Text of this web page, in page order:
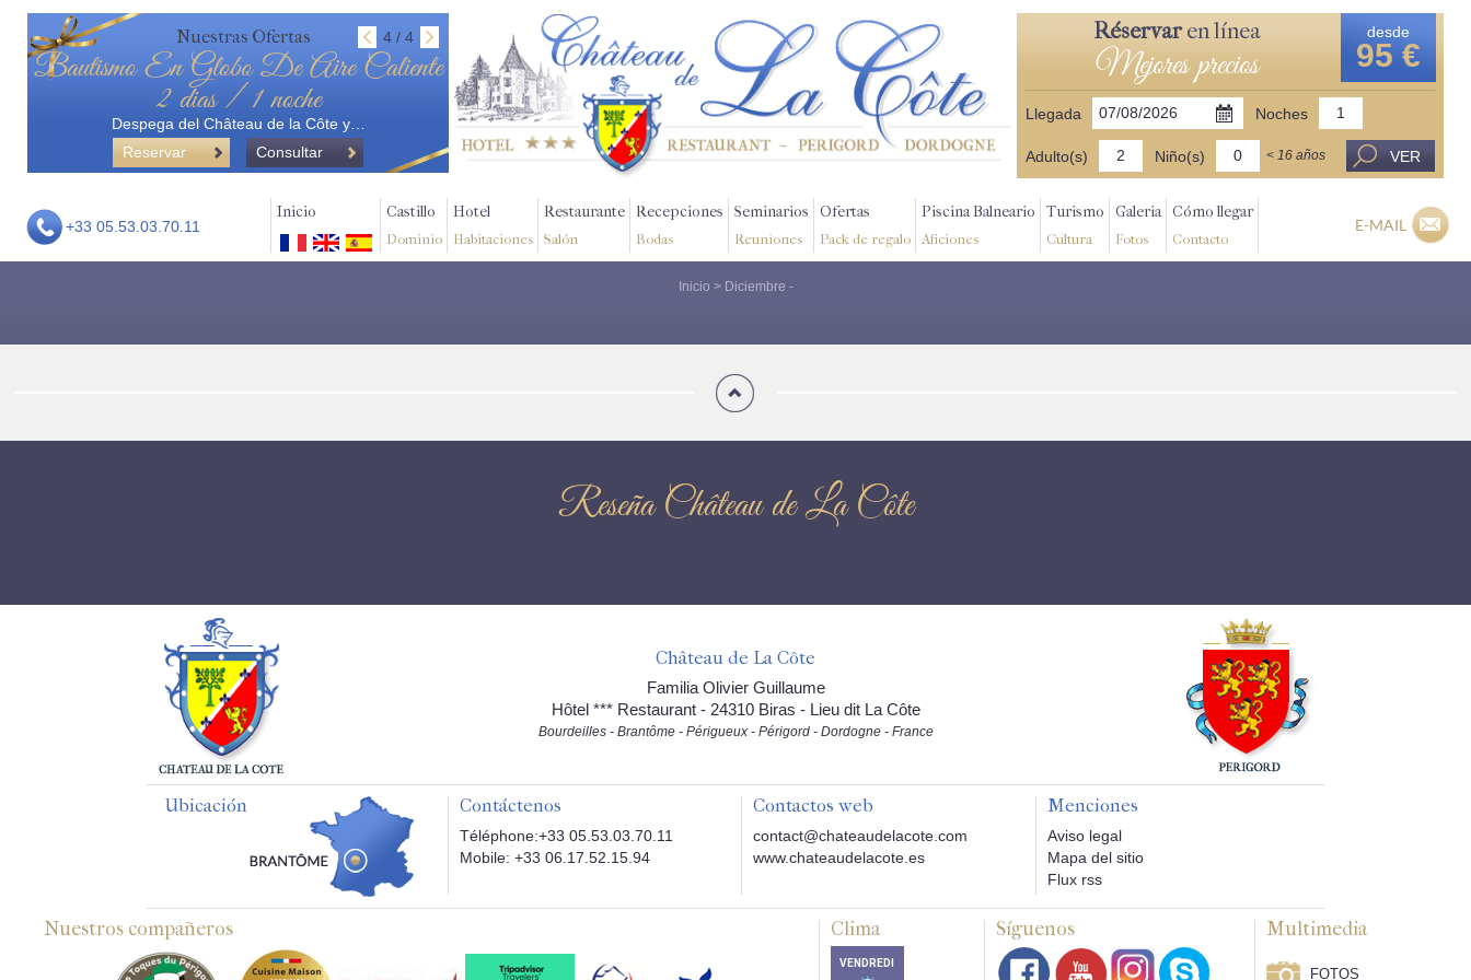
Nuestras Ofertas 4 / 4
Bautismo En Globo De Aire Caliente
2 dias / 1 noche
Despega del Château de la Côte y…
Reservar
Consultar
Réservaren línea
Mejores precios
desde
95 €
Llegada Noches
Adulto(s) Niño(s) < 16 años VER
+33 05.53.03.70.11
Inicio Castillo
Dominio
Hotel
Habitaciones
Restaurante
Salón
Recepciones
Bodas
Seminarios
Reuniones
Ofertas
Pack de regalo
Piscina Balneario
Aficiones
Turismo
Cultura
Galeria
Fotos
Cómo llegar
Contacto
E-MAIL
Inicio > Diciembre -
Reseña Château de La Côte
Château de La Côte
Familia Olivier Guillaume
Hôtel *** Restaurant - 24310 Biras - Lieu dit La Côte
Bourdeilles - Brantôme - Périgueux - Périgord - Dordogne - France
Ubicación Contáctenos
Téléphone:+33 05.53.03.70.11
Mobile: +33 06.17.52.15.94
Contactos web
contact@chateaudelacote.com
www.chateaudelacote.es
Menciones
Aviso legal
Mapa del sitio
Flux rss
Nuestros compañeros Clima Síguenos Multimedia
FOTOS